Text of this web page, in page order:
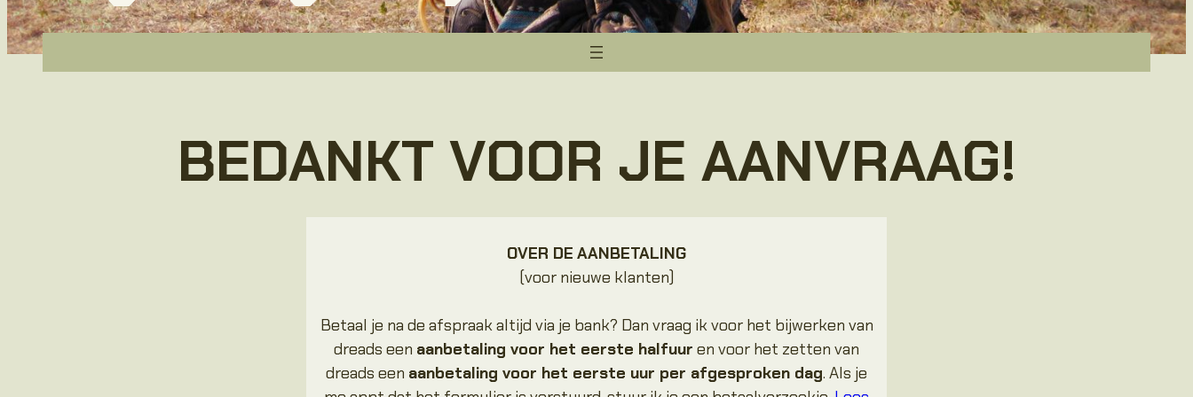
BEDANKT VOOR JE AANVRAAG!
OVER DE AANBETALING
(voor nieuwe klanten)
Betaal je na de afspraak altijd via je bank? Dan vraag ik voor het bijwerken van
dreads een aanbetaling voor het eerste halfuur en voor het zetten van
dreads een aanbetaling voor het eerste uur per afgesproken dag. Als je